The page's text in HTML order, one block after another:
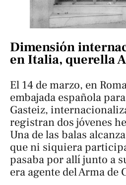
Dimensión
en Italia, querella
El 14 de marzo, en
embajada española
Gasteiz,
registran dos jóvenes
Una de las balas
que ni siquiera
pasaba por allí junto a
era agente del Arma de